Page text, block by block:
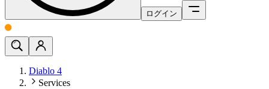
ログイン
Diablo 4
Services